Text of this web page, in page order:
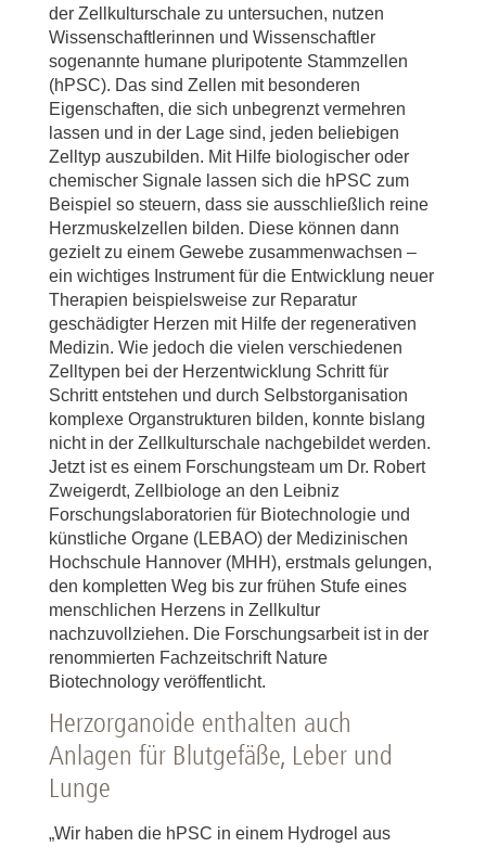
der Zellkulturschale zu untersuchen, nutzen
Wissenschaftlerinnen und Wissenschaftler
sogenannte humane pluripotente Stammzellen
(hPSC). Das sind Zellen mit besonderen
Eigenschaften, die sich unbegrenzt vermehren
lassen und in der Lage sind, jeden beliebigen
Zelltyp auszubilden. Mit Hilfe biologischer oder
chemischer Signale lassen sich die hPSC zum
Beispiel so steuern, dass sie ausschließlich reine
Herzmuskelzellen bilden. Diese können dann
gezielt zu einem Gewebe zusammenwachsen –
ein wichtiges Instrument für die Entwicklung neuer
Therapien beispielsweise zur Reparatur
geschädigter Herzen mit Hilfe der regenerativen
Medizin. Wie jedoch die vielen verschiedenen
Zelltypen bei der Herzentwicklung Schritt für
Schritt entstehen und durch Selbstorganisation
komplexe Organstrukturen bilden, konnte bislang
nicht in der Zellkulturschale nachgebildet werden.
Jetzt ist es einem Forschungsteam um Dr. Robert
Zweigerdt, Zellbiologe an den Leibniz
Forschungslaboratorien für Biotechnologie und
künstliche Organe (LEBAO) der Medizinischen
Hochschule Hannover (MHH), erstmals gelungen,
den kompletten Weg bis zur frühen Stufe eines
menschlichen Herzens in Zellkultur
nachzuvollziehen. Die Forschungsarbeit ist in der
renommierten Fachzeitschrift Nature
Biotechnology veröffentlicht.
Herzorganoide enthalten auch
Anlagen für Blutgefäße, Leber und
Lunge
„Wir haben die hPSC in einem Hydrogel aus